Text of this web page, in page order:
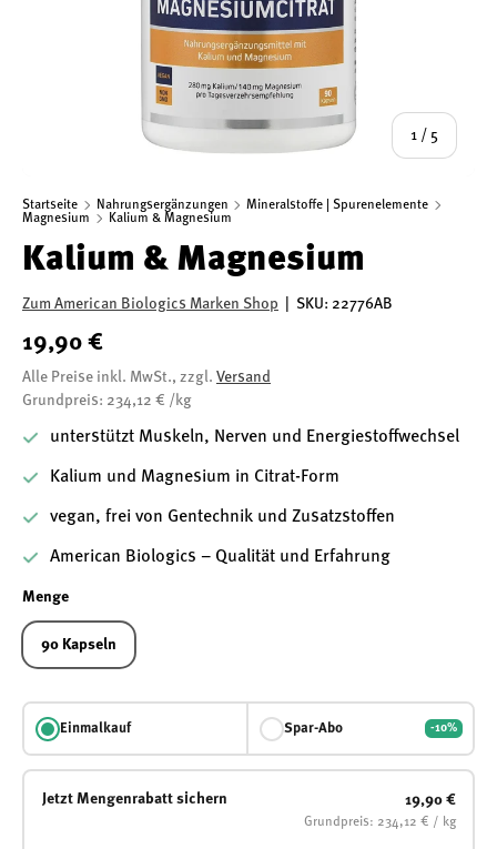
1 / von
5
Startseite Nahrungsergänzungen
Mineralstoffe | Spurenelemente
Magnesium
Kalium & Magnesium
Kalium & Magnesium
Zum American Biologics Marken Shop SKU: 22776AB
19,90 €
Alle Preise inkl. MwSt., zzgl. Versand
Grundpreis: 234,12 € /kg
unterstützt Muskeln, Nerven und Energiestoffwechsel
Kalium und Magnesium in Citrat-Form
vegan, frei von Gentechnik und Zusatzstoffen
American Biologics – Qualität und Erfahrung
Menge
90 Kapseln
Einmalkauf Spar-Abo -10%
Jetzt Mengenrabatt sichern 19,90 €
Grundpreis: 234,12 € / kg